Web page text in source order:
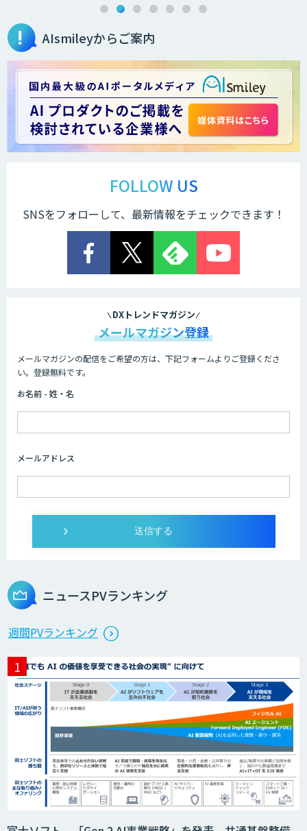
2層ナレッジ×AIで顧客コミュニケーシ
＜Dify活用＞AIエージェントDRIVE
する「TIMEWELL BASE」
WARP NEXT
Explaza 生成AI Partner｜ 顧客対応・接
Wanderlust RAG コンシェルジュ
Dify開発支援
貴社専用ナレッジAI構築
SELFBOT AIエージェント
HEROZ ASK
AIsmileyからご案内
FOLLOW US
SNSをフォローして、最新情報をチェックできます！
DXトレンドマガジン
メールマガジン登録
メールマガジンの配信をご希望の方は、下記フォームよりご登録くださ
い。登録無料です。
お名前 - 姓・名
メールアドレス
ニュースPVランキング
週間PVランキング